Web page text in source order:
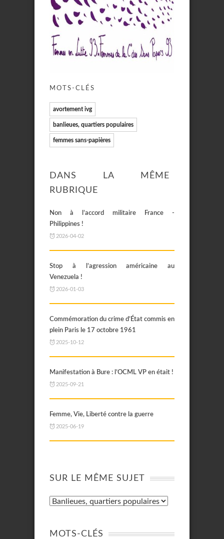
MOTS-CLÉS
avortement ivg
banlieues, quartiers populaires
femmes sans-papières
DANS LA MÊME
RUBRIQUE
Non à l’accord militaire France -
Philippines !
2026-04-02
Stop à l’agression américaine au
Venezuela !
2026-01-03
Commémoration du crime d’État commis en
plein Paris le 17 octobre 1961
2025-10-12
Manifestation à Bure : l’OCML VP en était !
2025-09-21
Femme, Vie, Liberté contre la guerre
2025-06-19
SUR LE MÊME SUJET
MOTS-CLÉS